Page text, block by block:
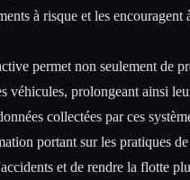
à risque et les
permet non seulement de
véhicules, prolongeant ainsi
collectées par ces
portant sur les pratiques
et de rendre la flotte